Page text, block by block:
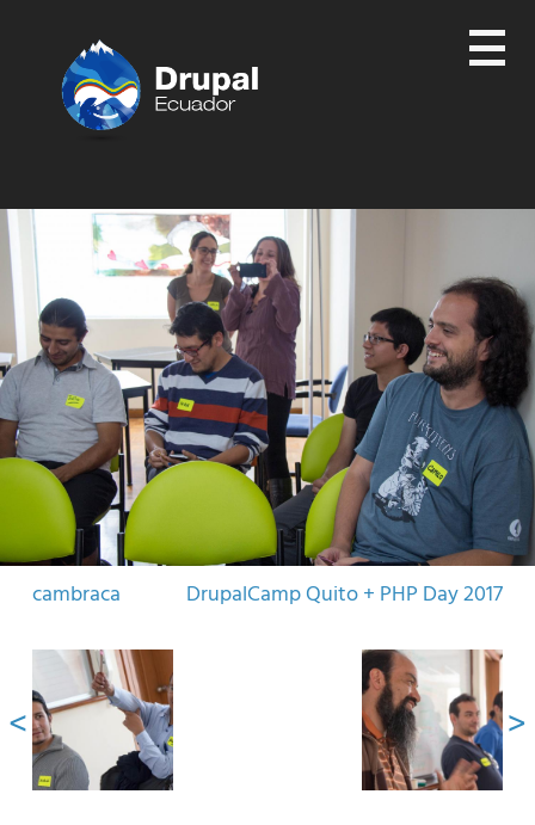
contenido
principal
Ecuador
cambraca DrupalCamp Quito + PHP Day 2017